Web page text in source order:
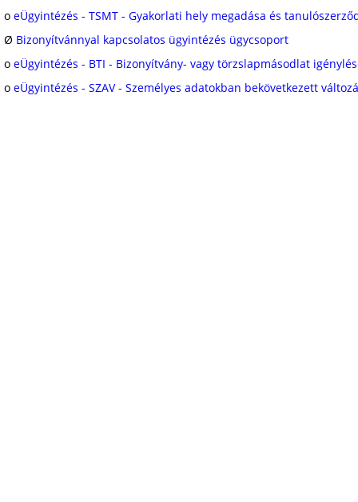
o eÜgyintézés - TSMT - Gyakorlati hely megadása és
Ø Bizonyítvánnyal kapcsolatos ügyintézés ügycsoport
o eÜgyintézés - BTI - Bizonyítvány- vagy törzslapmásodlat
o eÜgyintézés - SZAV - Személyes adatokban bekövetkezett